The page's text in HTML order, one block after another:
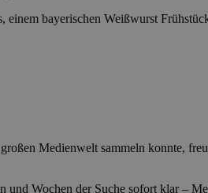
bayerischen Weißwurst
Medienwelt sammeln konnte,
und Wochen der Suche sofort klar –